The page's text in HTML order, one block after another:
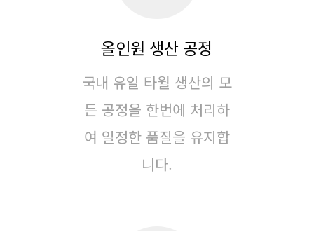
올인원 생산 공정
국내 유일 타월 생산의 모
든 공정을 한번에 처리하
여 일정한 품질을 유지합
니다.